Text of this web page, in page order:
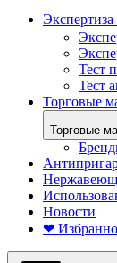
Тест
Тест
Торговые
Торговые
Новости
❤